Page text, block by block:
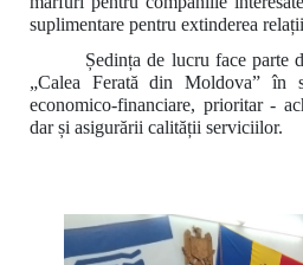
suplimentare pentru extinderea
Ședința de lucru face parte
„Calea Ferată din Moldova” în
economico-financiare, prioritar -
dar și asigurării calității serviciilor.